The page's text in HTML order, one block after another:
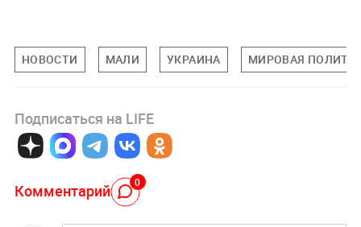
НОВОСТИ МАЛИ УКРАИНА МИРОВАЯ
Подписаться на LIFE
Комментарий 0